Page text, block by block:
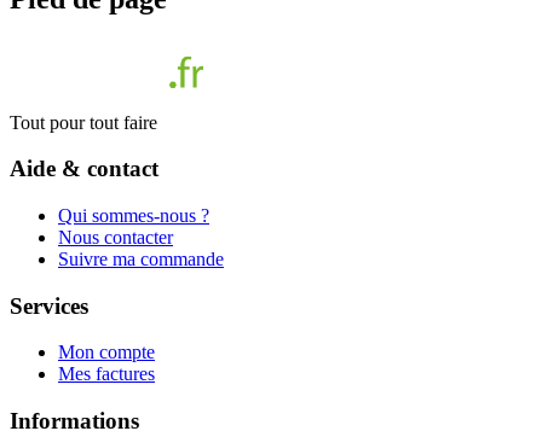
Tout pour tout faire
Aide & contact
Qui sommes-nous ?
Nous contacter
Suivre ma commande
Services
Mon compte
Mes factures
Informations